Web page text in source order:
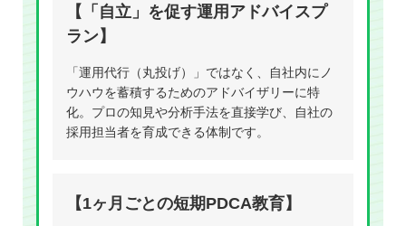
【「自立」を促す運用アドバイスプ
ラン】
「運用代行（丸投げ）」ではなく、自社内にノ
ウハウを蓄積するためのアドバイザリーに特
化。プロの知見や分析手法を直接学び、自社の
採用担当者を育成できる体制です。
【1ヶ月ごとの短期PDCA教育】